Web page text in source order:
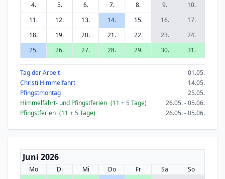
4.
5. 6. 7. 8. 9.
10.
11.
12. 13. 14. 15. 16.
17.
18.
19. 20. 21. 22. 23.
24.
25.
26. 27. 28. 29. 30. 31.
Tag der Arbeit
01.05.
Christi Himmelfahrt
14.05.
Pfingstmontag
25.05.
Himmelfahrt- und Pfingstferien (11 + 5 Tage)
26.05. - 05.06.
Pfingstferien (11 + 5 Tage) 26.05. - 05.06.
Juni 2026
Mo Di Mi Do Fr Sa
So